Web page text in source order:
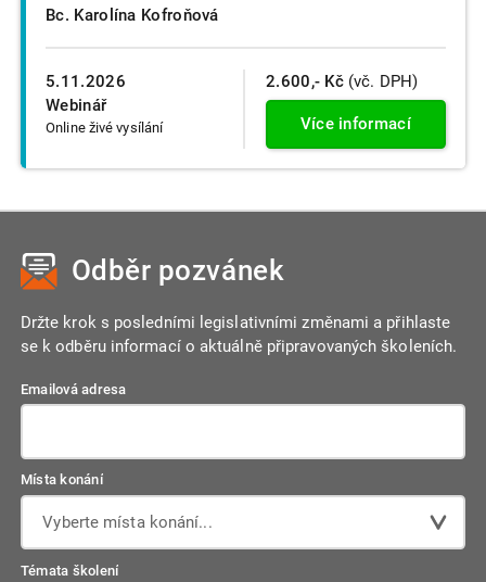
5.11.2026
Webinář
Online živé vysílání
Bc. Karolína Kofroňová
2.600,- Kč (vč. DPH)
Více informací
Odběr pozvánek
Držte krok s posledními legislativními změnami a přihlaste
se k odběru informací o aktuálně připravovaných školeních.
Emailová adresa
Místa konání
Vyberte místa konání...
Témata školení